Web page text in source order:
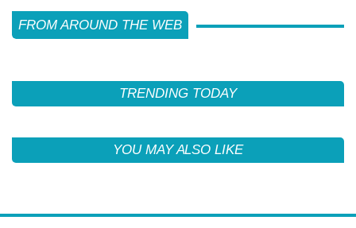
FROM AROUND THE WEB
TRENDING TODAY
YOU MAY ALSO LIKE